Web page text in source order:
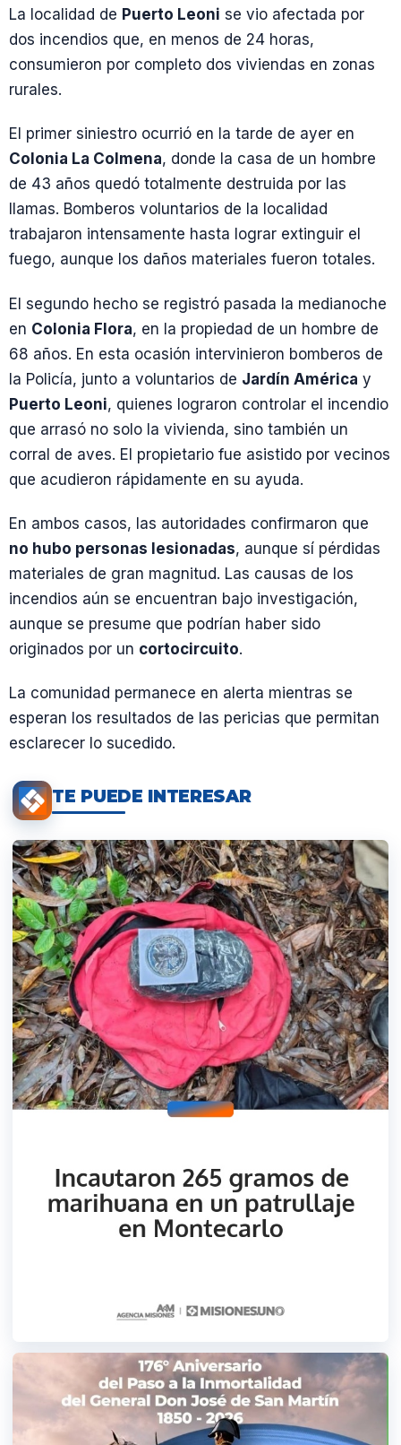
La localidad de Puerto Leoni se vio afectada por
dos incendios que, en menos de 24 horas,
consumieron por completo dos viviendas en zonas
rurales.
El primer siniestro ocurrió en la tarde de ayer en
Colonia La Colmena, donde la casa de un hombre
de 43 años quedó totalmente destruida por las
llamas. Bomberos voluntarios de la localidad
trabajaron intensamente hasta lograr extinguir el
fuego, aunque los daños materiales fueron totales.
El segundo hecho se registró pasada la medianoche
en Colonia Flora, en la propiedad de un hombre de
68 años. En esta ocasión intervinieron bomberos de
la Policía, junto a voluntarios de Jardín América y
Puerto Leoni, quienes lograron controlar el incendio
que arrasó no solo la vivienda, sino también un
corral de aves. El propietario fue asistido por vecinos
que acudieron rápidamente en su ayuda.
En ambos casos, las autoridades confirmaron que
no hubo personas lesionadas, aunque sí pérdidas
materiales de gran magnitud. Las causas de los
incendios aún se encuentran bajo investigación,
aunque se presume que podrían haber sido
originados por un cortocircuito.
La comunidad permanece en alerta mientras se
esperan los resultados de las pericias que permitan
esclarecer lo sucedido.
TE PUEDE INTERESAR